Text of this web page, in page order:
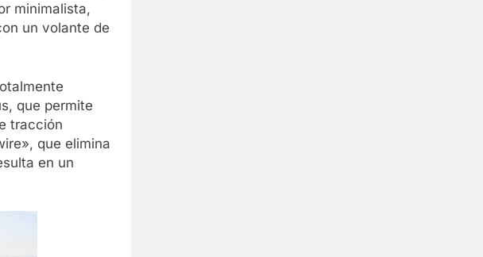
minimalista,
un volante de
que permite
tracción
que elimina
en un